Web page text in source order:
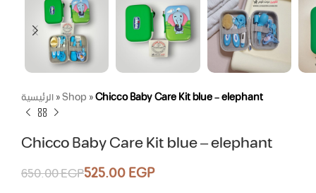
الرئيسية»Shop »Chicco Baby Care Kit blue – elephant
Chicco Baby Care Kit blue – elephant
650.00EGP525.00EGP